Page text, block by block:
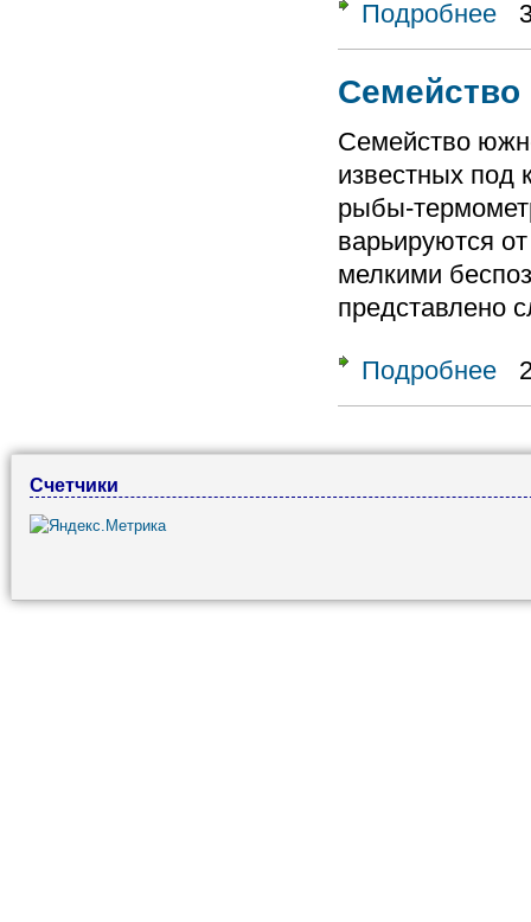
Подробнеео
Семейство
известных под
рыбы-
варьируются
мелкими
представлено
Подробнеео
Счетчики